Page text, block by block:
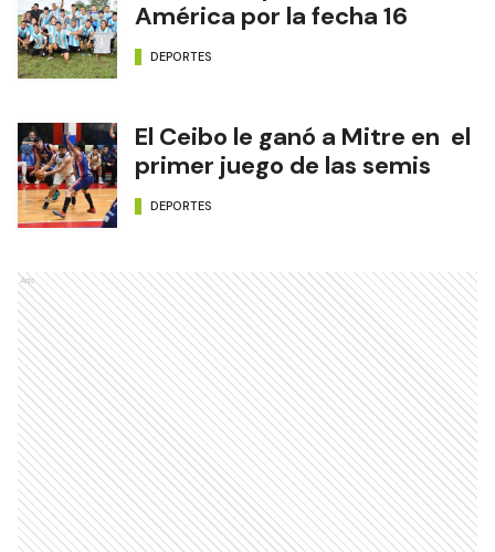
A Toda Costa regresa al
Paseo Ferroviario
Todo listo para el comienzo
de la pretemporada de
Instituto
Fontana superó a Sol de
América por la fecha 16
DEPORTES
El Ceibo le ganó a Mitre en el
primer juego de las semis